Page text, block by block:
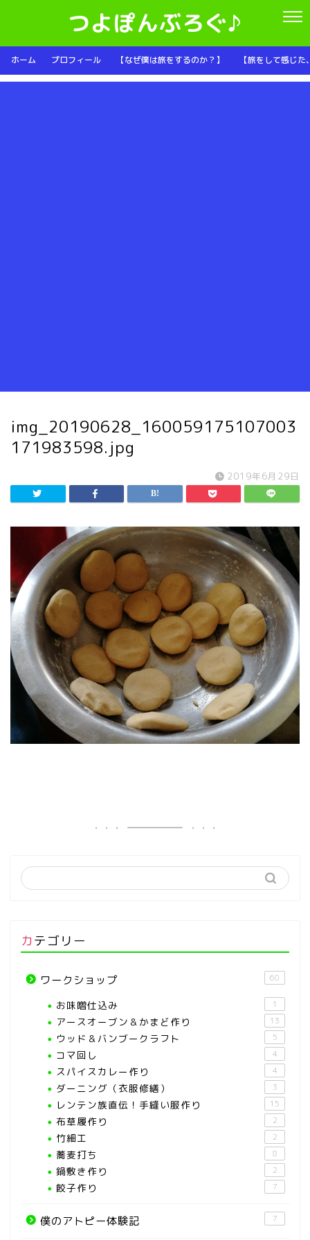
つよぽんぶろぐ♪
ホーム プロフィール 【なぜ僕は旅をするのか？】 【旅をして感じ
img_20190628_160059175107003
171983598.jpg
2019年6月29日
カテゴリー
ワークショップ 60
お味噌仕込み 1
アースオーブン＆かまど作り 13
ウッド＆バンブークラフト 5
コマ回し 4
スパイスカレー作り 4
ダーニング（衣服修繕） 3
レンテン族直伝！手縫い服作り 15
布草履作り 2
竹細工 2
蕎麦打ち 8
鍋敷き作り 2
餃子作り 7
僕のアトピー体験記 7